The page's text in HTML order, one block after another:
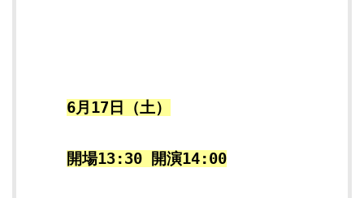
6月17日（土）
開場13:30 開演14:00